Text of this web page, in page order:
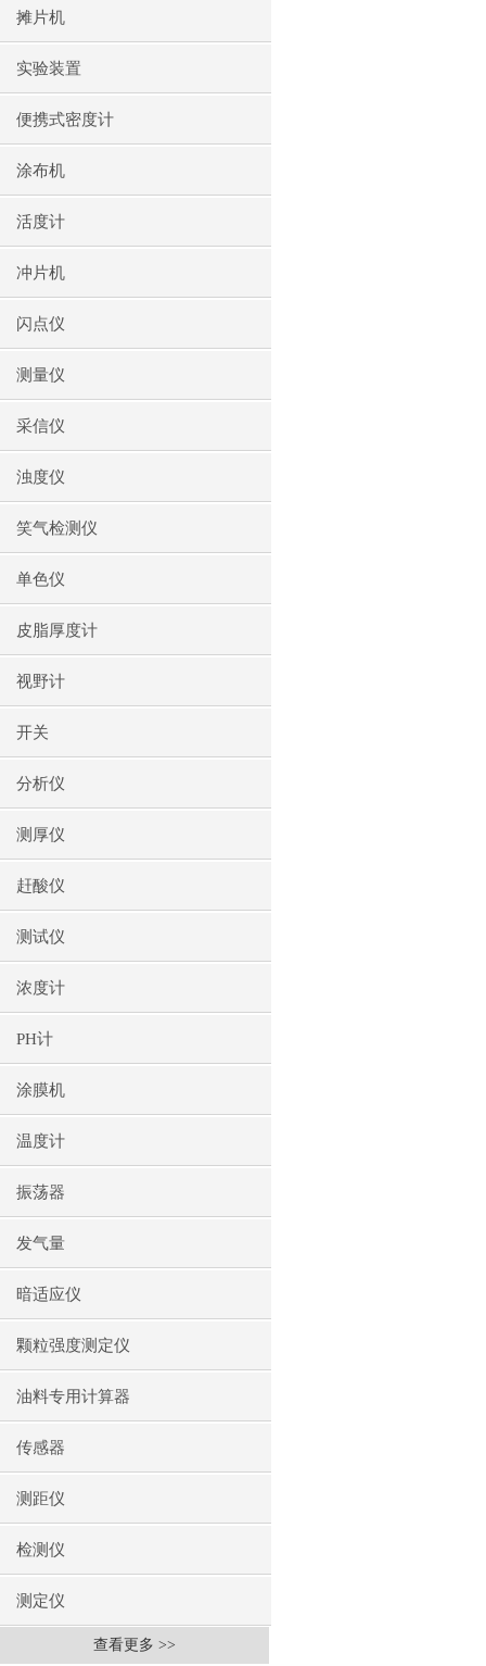
摊片机
实验装置
便携式密度计
涂布机
活度计
冲片机
闪点仪
测量仪
采信仪
浊度仪
笑气检测仪
单色仪
皮脂厚度计
视野计
开关
分析仪
测厚仪
赶酸仪
测试仪
浓度计
PH计
涂膜机
温度计
振荡器
发气量
暗适应仪
颗粒强度测定仪
油料专用计算器
传感器
测距仪
检测仪
测定仪
查看更多 >>